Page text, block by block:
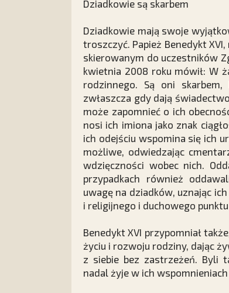
Dziadkowie są skarbem
Dziadkowie mają swoje
troszczyć. Papież Benedykt
skierowanym do uczestników
kwietnia 2008 roku mówił: W
rodzinnego. Są oni
zwłaszcza gdy dają
może zapomnieć o ich
nosi ich imiona jako znak
ich odejściu wspomina się ich
możliwe, odwiedzając
wdzięczności wobec nich.
przypadkach również
uwagę na dziadków, uznając
i religijnego i duchowego
Benedykt XVI przypomniał
życiu i rozwoju rodziny, dając
z siebie bez zastrzeżeń. Byli
nadal żyje w ich